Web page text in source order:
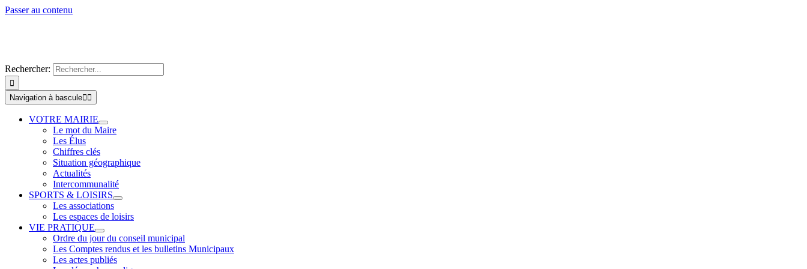
Passer au contenu
Rechercher:
Navigation à bascule
VOTRE MAIRIE
Le mot du Maire
Les Élus
Chiffres clés
Situation géographique
Actualités
Intercommunalité
SPORTS & LOISIRS
Les associations
Les espaces de loisirs
VIE PRATIQUE
Ordre du jour du conseil municipal
Les Comptes rendus et les bulletins Municipaux
Les actes publiés